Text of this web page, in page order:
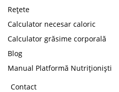
Rețete
Calculator necesar caloric
Calculator grăsime corporală
Blog
Manual Platformă Nutriționiști
Contact